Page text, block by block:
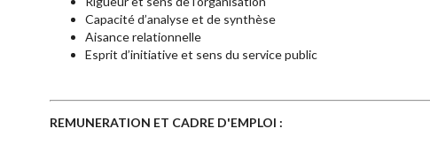
Capacité d’analyse et de synthèse
Aisance relationnelle
Esprit d’initiative et sens du service public
REMUNERATION ET CADRE D'EMPLOI :